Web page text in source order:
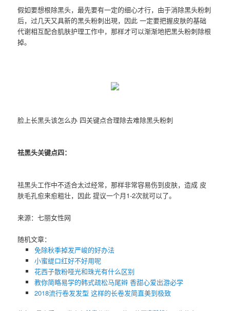
假如要想根除黑头，最先要有一定的细心才行，由于消除黑头粉刺
后，过几天又具新的黑头粉刺出現，因此 一定要把握皮肤的基础
代谢相互配合肌肤护理工作中，那样才可以渐渐地把黑头粉刺除根
掉。
脸上长黑头该怎么办 四关键点合理除去难除黑头粉刺
祛黑头关键点四：
祛黑头工作中不适合太过经常，那样非常容易伤到皮肤，造成 皮
肤毛孔愈来愈粗壮，因此 提议一个月1-2次就可以了。
来源：七丽女性网
随机文章：
免除秋季掉发严峻的好办法
小蜜缇口红好不好用呢
花西子散粉哑光和珠光有什么区别
教你简略易学的韩式疏松马尾辫 香甜心爱出游必学
2018流行卷发发型 这样的长卷发简直美到极致